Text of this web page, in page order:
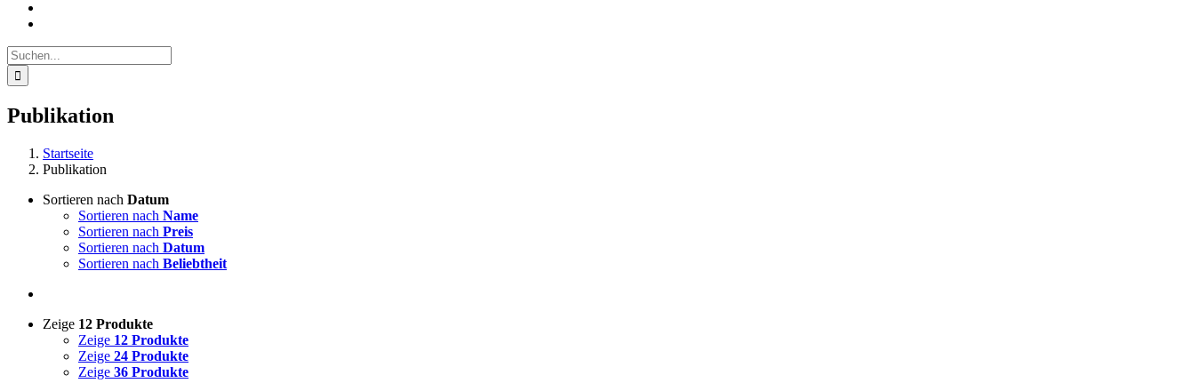
Suche
nach:
Publikation
Startseite
Publikation
Sortieren nach Datum
Sortieren nach Name
Sortieren nach Preis
Sortieren nach Datum
Sortieren nach Beliebtheit
Zeige 12 Produkte
Zeige 12 Produkte
Zeige 24 Produkte
Zeige 36 Produkte